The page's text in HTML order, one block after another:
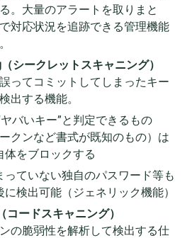
。大量のアラートを取りまと
対応状況を追跡できる管理機能
シークレットスキャニング）
ってコミットしてしまったキー
出する機能。
ヤバいキー”と判定できるもの
ークンなど書式が既知のもの）は
体をブロックする
っていない独自のパスワード等も
に検出可能（ジェネリック機能）
コードスキャニング）
の脆弱性を解析して検出する仕